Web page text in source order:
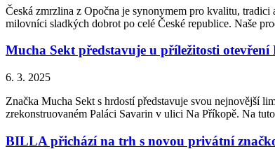
Česká zmrzlina z Opočna je synonymem pro kvalitu,
milovníci sladkých dobrot po celé České republice. Naše
Mucha Sekt představuje u příležitosti
6. 3. 2025
Značka Mucha Sekt s hrdostí představuje svou nejnovější
zrekonstruovaném Paláci Savarin v ulici Na Příkopě. Na
BILLA přichází na trh s novou privátní